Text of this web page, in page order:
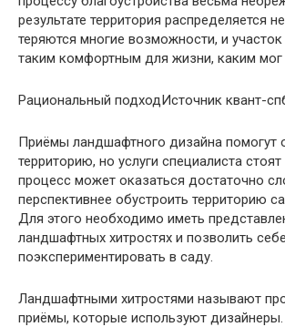
результате территория распределяется
теряются многие возможности, и участок
таким комфортным для жизни, каким мог
Рациональный подходИсточник квант-
Приёмы ландшафтного дизайна помогут
территорию, но услуги специалиста
процесс может оказаться достаточно
перспективнее обустроить территорию
Для этого необходимо иметь
ландшафтных хитростях и позволить себе
поэкспериментировать в саду.
Ландшафтными хитростями называют
приёмы, которые используют